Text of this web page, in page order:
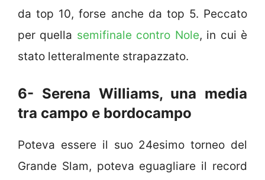
da top 10, forse anche da top 5. Peccato
per quella semifinale contro Nole, in cui è
stato letteralmente strapazzato.
6- Serena Williams, una media
tra campo e bordocampo
Poteva essere il suo 24esimo torneo del
Grande Slam, poteva eguagliare il record